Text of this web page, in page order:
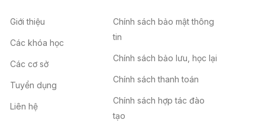
Giới thiệu
Các khóa học
Các cơ sở
Tuyển dụng
Liên hệ
Chính sách bảo mật thông
tin
Chính sách bảo lưu, học lại
Chính sách thanh toán
Chính sách hợp tác đào
tạo